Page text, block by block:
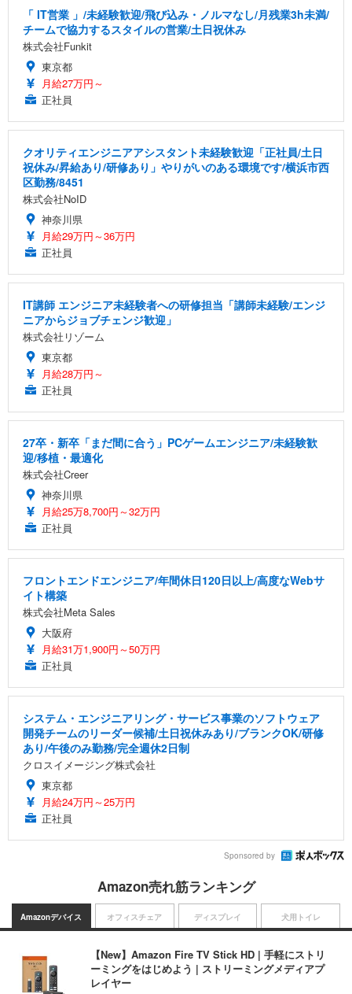
「 IT営業 」/未経験歓迎/飛び込み・ノルマなし/月残業3h未満/
チームで協力するスタイルの営業/土日祝休み
株式会社Funkit
東京都
月給27万円～
正社員
クオリティエンジニアアシスタント未経験歓迎「正社員/土日
祝休み/昇給あり/研修あり」やりがいのある環境です/横浜市西
区勤務/8451
株式会社NoID
神奈川県
月給29万円～36万円
正社員
IT講師 エンジニア未経験者への研修担当「講師未経験/エンジ
ニアからジョブチェンジ歓迎」
株式会社リゾーム
東京都
月給28万円～
正社員
27卒・新卒「まだ間に合う」PCゲームエンジニア/未経験歓
迎/移植・最適化
株式会社Creer
神奈川県
月給25万8,700円～32万円
正社員
フロントエンドエンジニア/年間休日120日以上/高度なWebサ
イト構築
株式会社Meta Sales
大阪府
月給31万1,900円～50万円
正社員
システム・エンジニアリング・サービス事業のソフトウェア
開発チームのリーダー候補/土日祝休みあり/ブランクOK/研修
あり/午後のみ勤務/完全週休2日制
クロスイメージング株式会社
東京都
月給24万円～25万円
正社員
Sponsored by
Amazon売れ筋ランキング
Amazonデバイス
【New】Amazon Fire TV Stick HD | 手軽にストリ
ーミングをはじめよう | ストリーミングメディアプ
レイヤー
オフィスチェア ディスプレイ 犬用トイレ